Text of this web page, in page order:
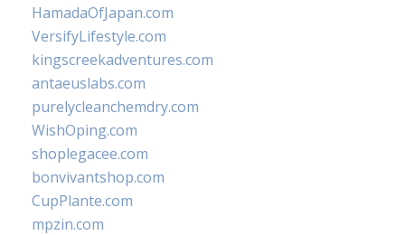
HamadaOfJapan.com
VersifyLifestyle.com
kingscreekadventures.com
antaeuslabs.com
purelycleanchemdry.com
WishOping.com
shoplegacee.com
bonvivantshop.com
CupPlante.com
mpzin.com